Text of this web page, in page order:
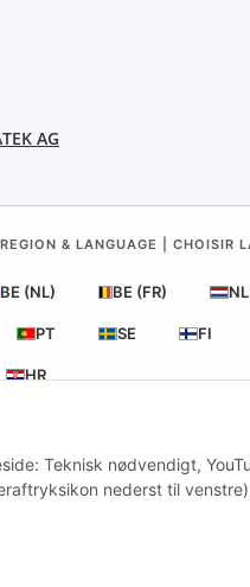
Teknisk nødvendigt,
nederst til
AG
& LANGUAGE | CHOISIR
BE (NL) BE (FR) NL
PT SE FI
HR
i reservedele til trailere
| Moms-ID (DE):
køb (momsfrit via VIES) er